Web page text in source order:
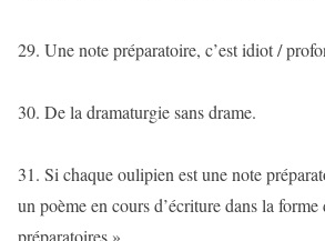
29. Une note préparatoire, c’est idiot /
30. De la dramaturgie sans drame.
31. Si chaque oulipien est une note
un poème en cours d’écriture dans la
préparatoires ».